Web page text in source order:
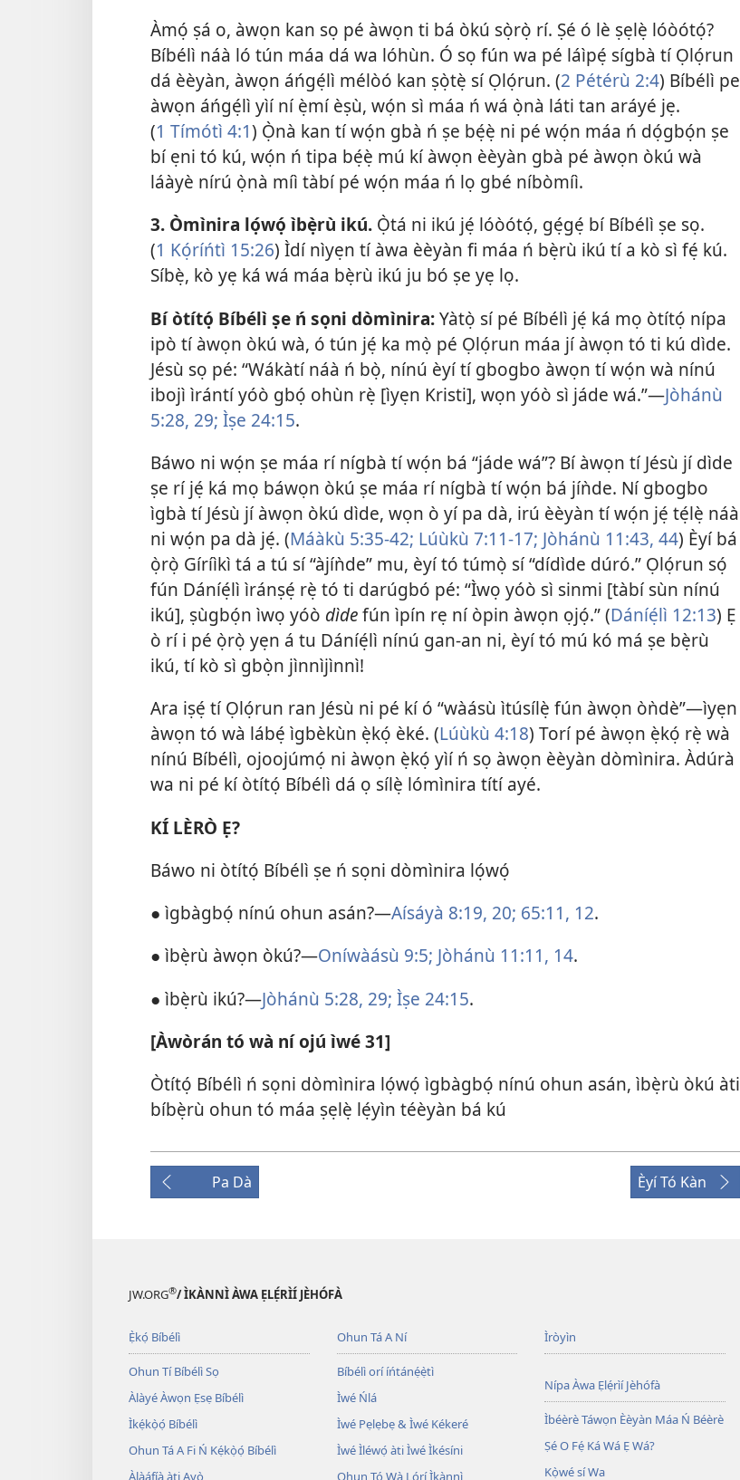
Àmọ́ ṣá o, àwọn kan sọ pé àwọn ti bá òkú sọ̀rọ̀ rí. Ṣé ó lè ṣẹlẹ̀ lóòótọ́?
Bíbélì náà ló tún máa dá wa lóhùn. Ó sọ fún wa pé láìpẹ́ sígbà tí Ọlọ́run
dá èèyàn, àwọn áńgẹ́lì mélòó kan ṣọ̀tẹ̀ sí Ọlọ́run. (2 Pétérù 2:4) Bíbélì pe
àwọn áńgẹ́lì yìí ní ẹ̀mí èṣù, wọ́n sì máa ń wá ọ̀nà láti tan aráyé jẹ.
(1 Tímótì 4:1) Ọ̀nà kan tí wọ́n gbà ń ṣe bẹ́ẹ̀ ni pé wọ́n máa ń dọ́gbọ́n ṣe
bí ẹni tó kú, wọ́n ń tipa bẹ́ẹ̀ mú kí àwọn èèyàn gbà pé àwọn òkú wà
láàyè nírú ọ̀nà míì tàbí pé wọ́n máa ń lọ gbé níbòmíì.
3. Òmìnira lọ́wọ́ ìbẹ̀rù ikú. Ọ̀tá ni ikú jẹ́ lóòótọ́, gẹ́gẹ́ bí Bíbélì ṣe sọ.
(1 Kọ́ríńtì 15:26) Ìdí nìyẹn tí àwa èèyàn fi máa ń bẹ̀rù ikú tí a kò sì fẹ́ kú.
Síbẹ̀, kò yẹ ká wá máa bẹ̀rù ikú ju bó ṣe yẹ lọ.
Bí òtítọ́ Bíbélì ṣe ń sọni dòmìnira:Yàtọ̀ sí pé Bíbélì jẹ́ ká mọ òtítọ́ nípa
ipò tí àwọn òkú wà, ó tún jẹ́ ka mọ̀ pé Ọlọ́run máa jí àwọn tó ti kú dìde.
Jésù sọ pé: “Wákàtí náà ń bọ̀, nínú èyí tí gbogbo àwọn tí wọ́n wà nínú
ibojì ìrántí yóò gbọ́ ohùn rẹ̀ [ìyẹn Kristi], wọn yóò sì jáde wá.”—Jòhánù
5:28, 29; Ìṣe 24:15.
Báwo ni wọ́n ṣe máa rí nígbà tí wọ́n bá “jáde wá”? Bí àwọn tí Jésù jí dìde
ṣe rí jẹ́ ká mọ báwọn òkú ṣe máa rí nígbà tí wọ́n bá jíǹde. Ní gbogbo
ìgbà tí Jésù jí àwọn òkú dìde, wọn ò yí pa dà, irú èèyàn tí wọ́n jẹ́ tẹ́lẹ̀ náà
ni wọ́n pa dà jẹ́. (Máàkù 5:35-42; Lúùkù 7:11-17; Jòhánù 11:43, 44) Èyí bá
ọ̀rọ̀ Gíríìkì tá a tú sí “àjíǹde” mu, èyí tó túmọ̀ sí “dídìde dúró.” Ọlọ́run sọ́
fún Dáníẹ́lì ìránṣẹ́ rẹ̀ tó ti darúgbó pé: “Ìwọ yóò sì sinmi [tàbí sùn nínú
ikú], ṣùgbọ́n ìwọ yóò dìdefún ìpín rẹ ní òpin àwọn ọjọ́.” (Dáníẹ́lì 12:13) Ẹ
ò rí i pé ọ̀rọ̀ yẹn á tu Dáníẹ́lì nínú gan-an ni, èyí tó mú kó má ṣe bẹ̀rù
ikú, tí kò sì gbọ̀n jìnnìjìnnì!
Ara iṣẹ́ tí Ọlọ́run ran Jésù ni pé kí ó “wàásù ìtúsílẹ̀ fún àwọn òǹdè”—ìyẹn
àwọn tó wà lábẹ́ ìgbèkùn ẹ̀kọ́ èké. (Lúùkù 4:18) Torí pé àwọn ẹ̀kọ́ rẹ̀ wà
nínú Bíbélì, ojoojúmọ́ ni àwọn ẹ̀kọ́ yìí ń sọ àwọn èèyàn dòmìnira. Àdúrà
wa ni pé kí òtítọ́ Bíbélì dá ọ sílẹ̀ lómìnira títí ayé.
KÍ LÈRÒ Ẹ?
Báwo ni òtítọ́ Bíbélì ṣe ń sọni dòmìnira lọ́wọ́
● ìgbàgbọ́ nínú ohun asán?—Aísáyà 8:19, 20; 65:11, 12.
● ìbẹ̀rù àwọn òkú?—Oníwàásù 9:5; Jòhánù 11:11, 14.
● ìbẹ̀rù ikú?—Jòhánù 5:28, 29; Ìṣe 24:15.
[Àwòrán tó wà ní ojú ìwé 31]
Òtítọ́ Bíbélì ń sọni dòmìnira lọ́wọ́ ìgbàgbọ́ nínú ohun asán, ìbẹ̀rù òkú àti
bíbẹ̀rù ohun tó máa ṣẹlẹ̀ lẹ́yìn téèyàn bá kú
Pa Dà Èyí Tó Kàn
JW.ORG®/ ÌKÀNNÌ ÀWA ẸLẸ́RÌÍ JÈHÓFÀ
Ẹ̀kọ́ Bíbélì
Ohun Tí Bíbélì Sọ
Àlàyé Àwọn Ẹsẹ Bíbélì
Ìkẹ́kọ̀ọ́ Bíbélì
Ohun Tá A Fi Ń Kẹ́kọ̀ọ́ Bíbélì
Àlàáfíà àti Ayọ̀
Ohun Tá A Ní
Bíbélì orí íńtánẹ́ẹ̀tì
Ìwé Ńlá
Ìwé Pẹlẹbẹ & Ìwé Kékeré
Ìwé Ìléwọ́ àti Ìwé Ìkésíni
Ohun Tó Wà Lórí Ìkànnì
Ìròyìn
Nípa Àwa Ẹlẹ́rìí Jèhófà
Ìbéèrè Táwọn Èèyàn Máa Ń Béèrè
Ṣé O Fẹ́ Ká Wá Ẹ Wá?
Kọ̀wé sí Wa